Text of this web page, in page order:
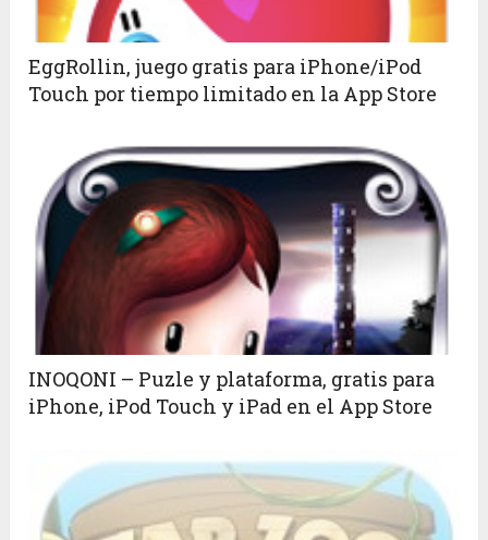
EggRollin, juego gratis para iPhone/iPod
Touch por tiempo limitado en la App Store
INOQONI – Puzle y plataforma, gratis para
iPhone, iPod Touch y iPad en el App Store